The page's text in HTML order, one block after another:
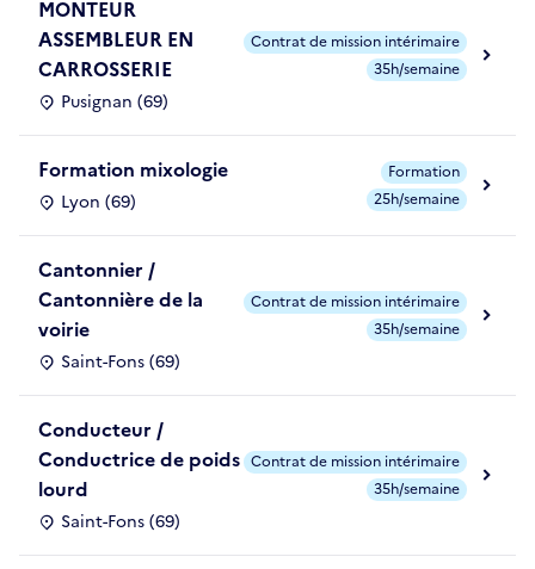
MONTEUR
ASSEMBLEUR EN
CARROSSERIE
Pusignan (69)
Contrat de mission intérimaire
35h/semaine
Formation mixologie
Lyon (69)
Formation
25h/semaine
Cantonnier /
Cantonnière de la
voirie
Saint-Fons (69)
Contrat de mission intérimaire
35h/semaine
Conducteur /
Conductrice de poids
lourd
Saint-Fons (69)
Contrat de mission intérimaire
35h/semaine